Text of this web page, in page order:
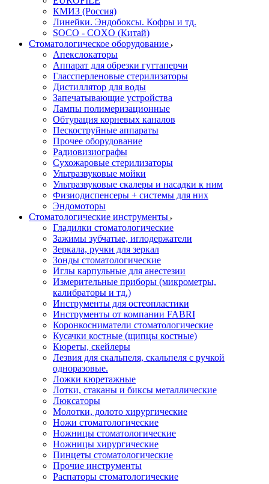
КМИЗ (Россия)
Линейки. Эндобоксы. Кофры и тд.
SOCO - COXO (Китай)
Стоматологическое оборудование
Апекслокаторы
Аппарат для обрезки гуттаперчи
Глассперленовые стерилизаторы
Дистиллятор для воды
Запечатывающие устройства
Лампы полимеризационные
Обтурация корневых каналов
Пескоструйные аппараты
Прочее оборудование
Радиовизиографы
Сухожаровые стерилизаторы
Ультразвуковые мойки
Ультразвуковые скалеры и насадки к ним
Физиодиспенсеры + системы для них
Эндомоторы
Стоматологические инструменты
Гладилки стоматологические
Зажимы зубчатые, иглодержатели
Зеркала, ручки для зеркал
Зонды стоматологические
Иглы карпульные для анестезии
Измерительные приборы (микрометры,
калибраторы и тд.)
Инструменты для остеопластики
Инструменты от компании FABRI
Коронкосниматели стоматологические
Кусачки костные (щипцы костные)
Кюреты, скейлеры
Лезвия для скальпеля, скальпеля с ручкой
одноразовые.
Ложки кюретажные
Лотки, стаканы и биксы металлические
Люксаторы
Молотки, долото хирургические
Ножи стоматологические
Ножницы стоматологические
Ножницы хирургические
Пинцеты стоматологические
Прочие инструменты
Распаторы стоматологические